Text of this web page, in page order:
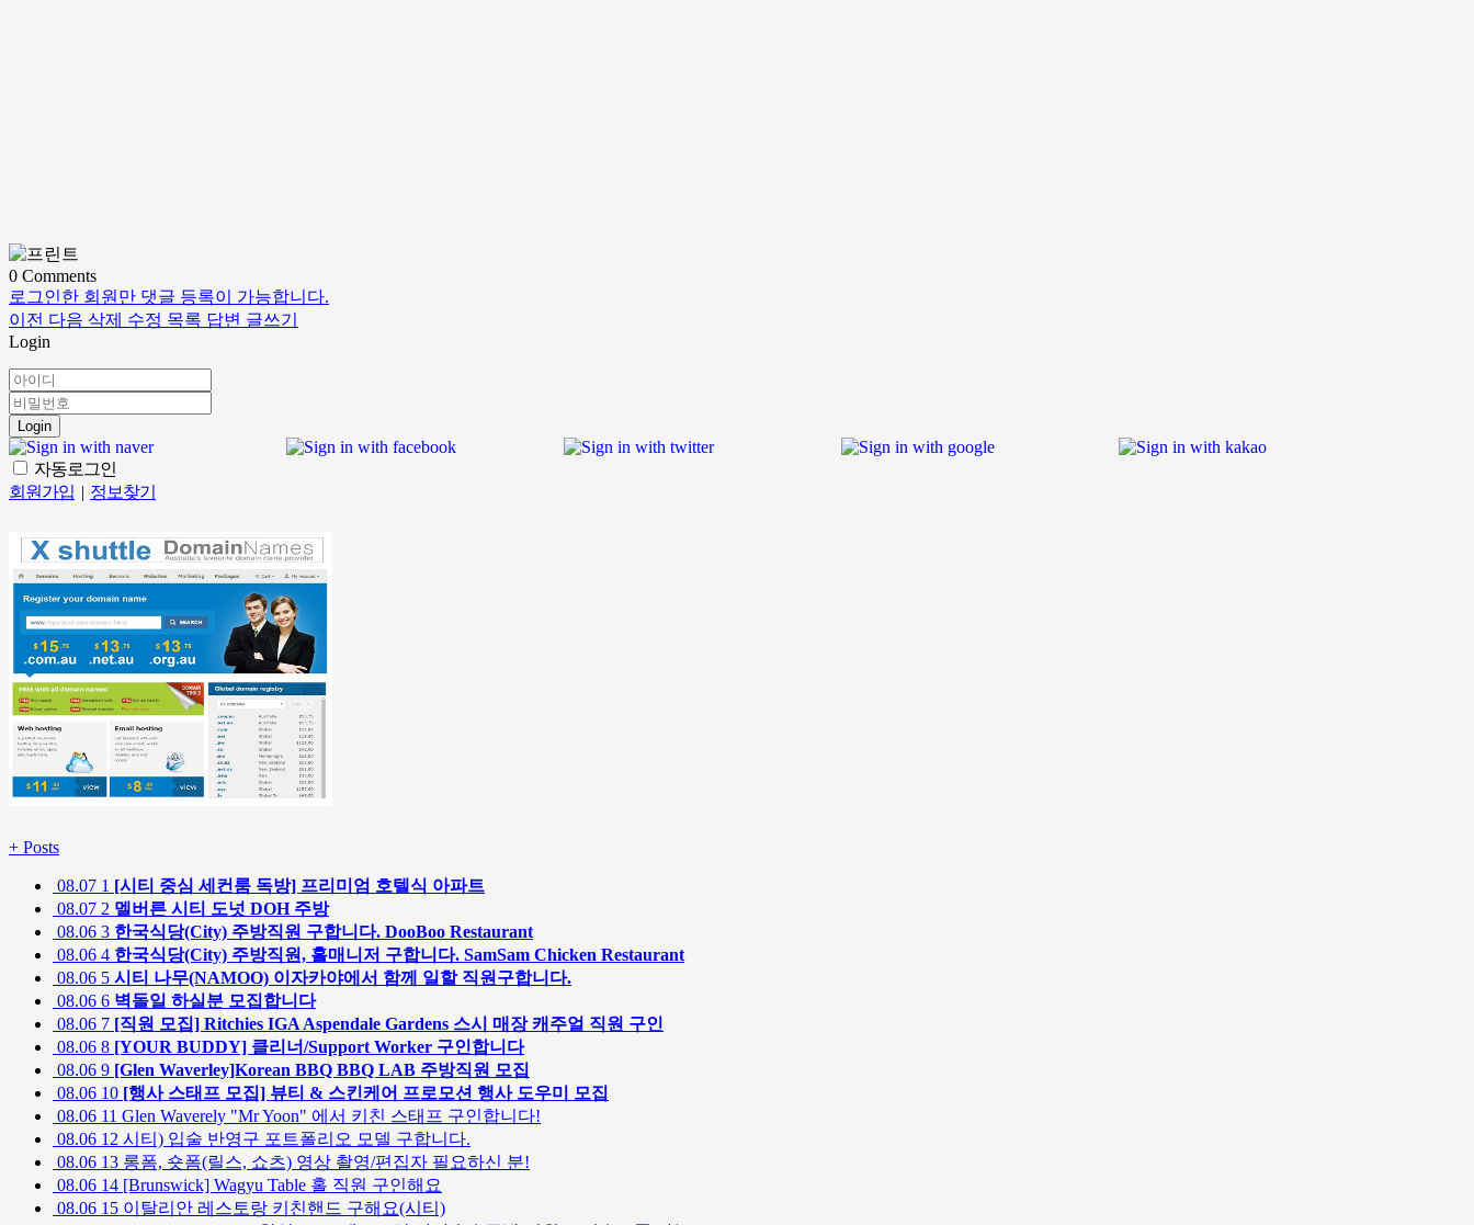
0 Comments
로그인한 회원만 댓글 등록이 가능합니다.
이전 다음 삭제 수정 목록 답변 글쓰기
Login
Login
자동로그인
회원가입 | 정보찾기
+ Posts
08.07 1 [시티 중심 세컨룸 독방] 프리미엄 호텔식 아파트
08.07 2 멜버른 시티 도넛 DOH 주방
08.06 3 한국식당(City) 주방직원 구합니다. DooBoo Restaurant
08.06 4 한국식당(City) 주방직원, 홀매니저 구합니다. SamSam Chicken Restaurant
08.06 5 시티 나무(NAMOO) 이자카야에서 함께 일할 직원구합니다.
08.06 6 벽돌일 하실분 모집합니다
08.06 7 [직원 모집] Ritchies IGA Aspendale Gardens 스시 매장 캐주얼 직원 구인
08.06 8 [YOUR BUDDY] 클리너/Support Worker 구인합니다
08.06 9 [Glen Waverley]Korean BBQ BBQ LAB 주방직원 모집
08.06 10 [행사 스태프 모집] 뷰티 & 스킨케어 프로모션 행사 도우미 모집
08.06 11 Glen Waverely "Mr Yoon" 에서 키친 스태프 구인합니다!
08.06 12 시티) 입술 반영구 포트폴리오 모델 구합니다.
08.06 13 롱폼, 숏폼(릴스, 쇼츠) 영상 촬영/편집자 필요하신 분!
08.06 14 [Brunswick] Wagyu Table 홀 직원 구인해요
08.06 15 이탈리안 레스토랑 키친핸드 구해요(시티)